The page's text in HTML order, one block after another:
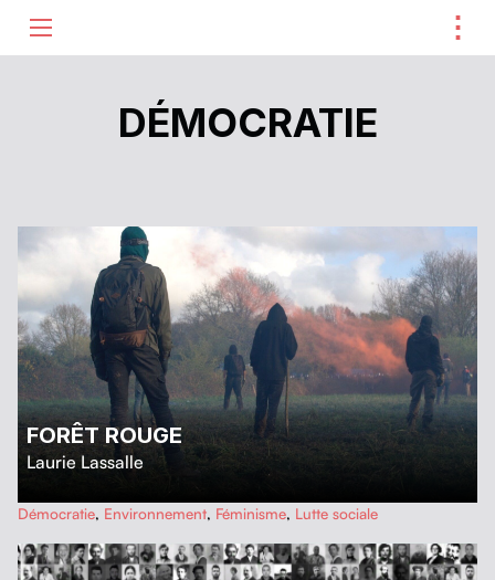
⋮
DÉMOCRATIE
FORÊT ROUGE
Laurie Lassalle
…
Démocratie, Environnement, Féminisme, Lutte sociale